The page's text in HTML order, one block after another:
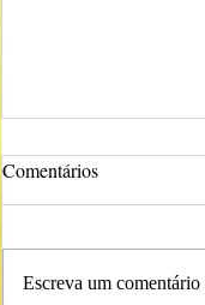
Comentários
Escreva um comentário